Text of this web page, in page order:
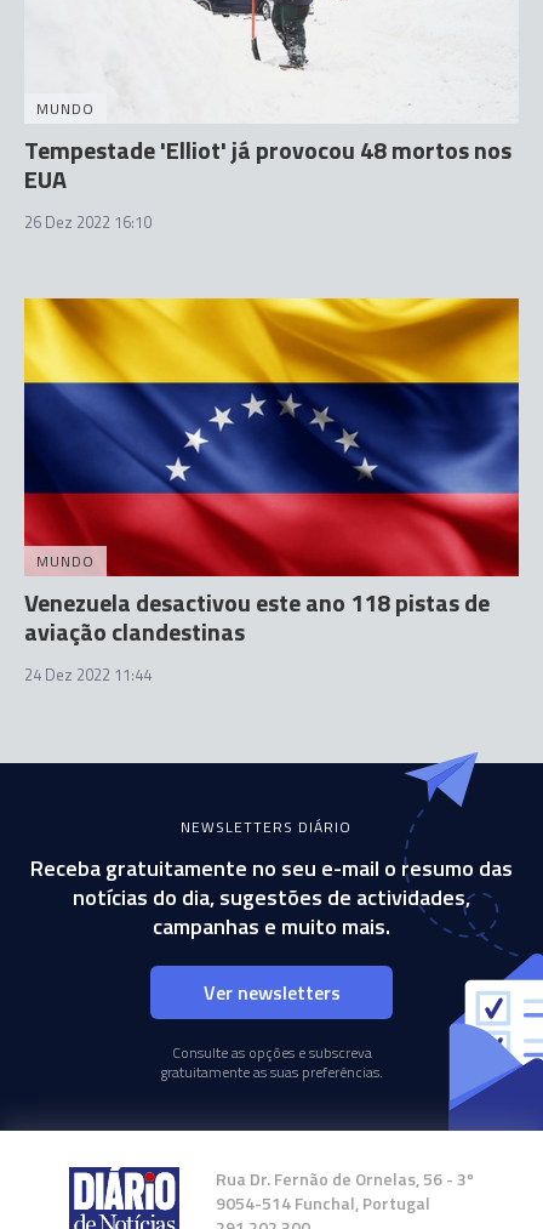
MUNDO
Tempestade 'Elliot' já provocou 48 mortos nos
EUA
26 Dez 2022 16:10
MUNDO
Venezuela desactivou este ano 118 pistas de
aviação clandestinas
24 Dez 2022 11:44
NEWSLETTERS DIÁRIO
Receba gratuitamente no seu e-mail o resumo das
notícias do dia, sugestões de actividades,
campanhas e muito mais.
Ver newsletters
Consulte as opções e subscreva
gratuitamente as suas preferências.
Rua Dr. Fernão de Ornelas, 56 - 3º
9054-514 Funchal, Portugal